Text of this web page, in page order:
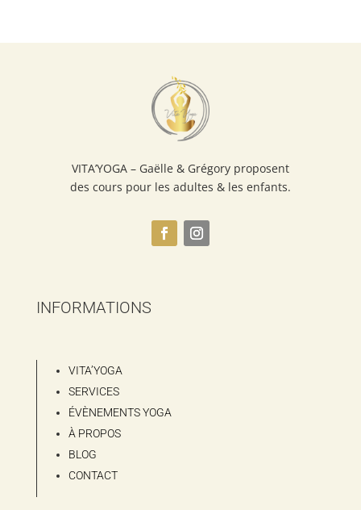
VITA’YOGA – Gaëlle & Grégory proposent
des cours pour les adultes & les enfants.
INFORMATIONS
VITA’YOGA
SERVICES
ÉVÈNEMENTS YOGA
À PROPOS
BLOG
CONTACT